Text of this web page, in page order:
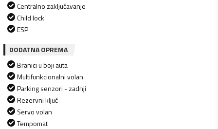
Centralno zaključavanje
Child lock
ESP
DODATNA OPREMA
Branici u boji auta
Multifunkcionalni volan
Parking senzori - zadnji
Rezervni ključ
Servo volan
Tempomat